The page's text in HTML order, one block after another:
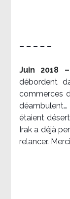
– – – – –
Juin 2018
débordent
commerces
étaient
Irak a déjà
relancer.